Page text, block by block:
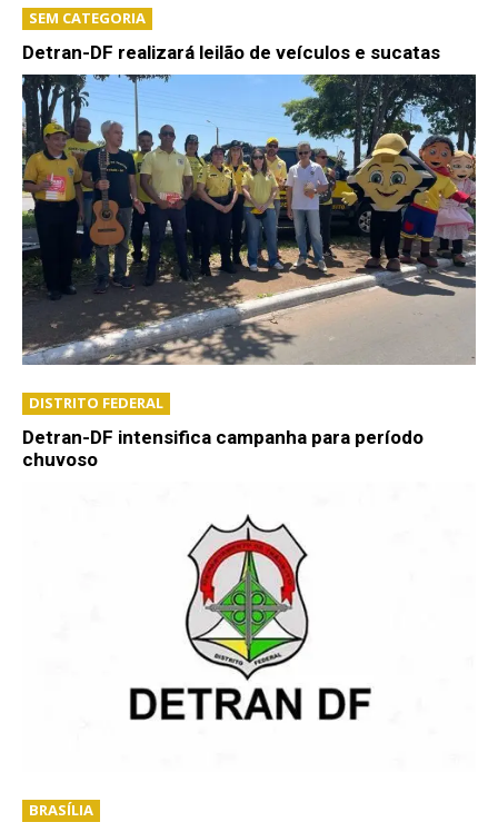
SEM CATEGORIA
Detran-DF realizará leilão de veículos e sucatas
DISTRITO FEDERAL
Detran-DF intensifica campanha para período
chuvoso
BRASÍLIA